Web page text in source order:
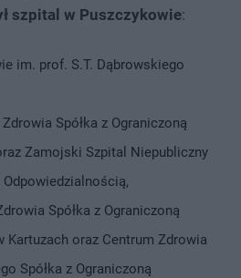
szpital w Puszczykowie:
im. prof. S.T. Dąbrowskiego
Spółka z Ograniczoną
Zamojski Szpital Niepubliczny
Odpowiedzialnością,
Spółka z Ograniczoną
Kartuzach oraz Centrum Zdrowia
Spółka z Ograniczoną